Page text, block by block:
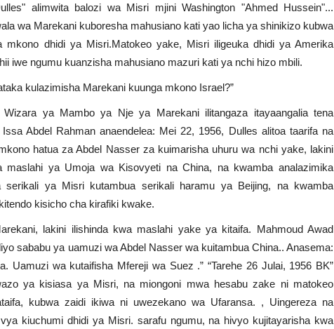
alimwita balozi wa Misri mjini Washington "Ahmed Hussein"...
wa Marekani kuboresha mahusiano kati yao licha ya shinikizo kubwa
dhidi ya Misri.Matokeo yake, Misri iligeuka dhidi ya Amerika
iwe ngumu kuanzisha mahusiano mazuri kati ya nchi hizo mbili.
kulazimisha Marekani kuunga mkono Israel?”
ya Mambo ya Nje ya Marekani ilitangaza itayaangalia tena
Abdel Rahman anaendelea: Mei 22, 1956, Dulles alitoa taarifa na
hatua za Abdel Nasser za kuimarisha uhuru wa nchi yake, lakini
maslahi ya Umoja wa Kisovyeti na China, na kwamba analazimika
ya Misri kutambua serikali haramu ya Beijing, na kwamba
kisicho cha kirafiki kwake.
lakini ilishinda kwa maslahi yake ya kitaifa. Mahmoud Awad
sababu ya uamuzi wa Abdel Nasser wa kuitambua China.. Anasema:
Uamuzi wa kutaifisha Mfereji wa Suez .” “Tarehe 26 Julai, 1956 BK”
ya kisiasa ya Misri, na miongoni mwa hesabu zake ni matokeo
kubwa zaidi ikiwa ni uwezekano wa Ufaransa. , Uingereza na
kiuchumi dhidi ya Misri. sarafu ngumu, na hivyo kujitayarisha kwa